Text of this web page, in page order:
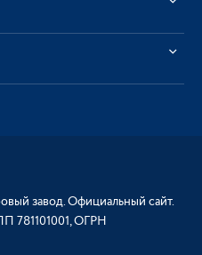
завод. Официальный сайт.
781101001, ОГРН